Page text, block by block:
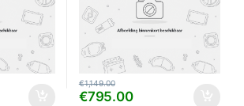
€795.00
€1,149.00